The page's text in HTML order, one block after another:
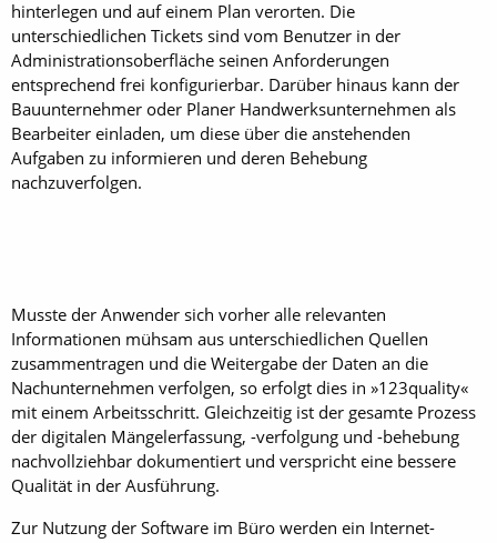
hinterlegen und auf einem Plan verorten. Die
unterschiedlichen Tickets sind vom Benutzer in der
Administrationsoberfläche seinen Anforderungen
entsprechend frei konfigurierbar. Darüber hinaus kann der
Bauunternehmer oder Planer Handwerksunternehmen als
Bearbeiter einladen, um diese über die anstehenden
Aufgaben zu informieren und deren Behebung
nachzuverfolgen.
Musste der Anwender sich vorher alle relevanten
Informationen mühsam aus unterschiedlichen Quellen
zusammentragen und die Weitergabe der Daten an die
Nachunternehmen verfolgen, so erfolgt dies in »123quality«
mit einem Arbeitsschritt. Gleichzeitig ist der gesamte Prozess
der digitalen Mängelerfassung, -verfolgung und -behebung
nachvollziehbar dokumentiert und verspricht eine bessere
Qualität in der Ausführung.
Zur Nutzung der Software im Büro werden ein Internet-